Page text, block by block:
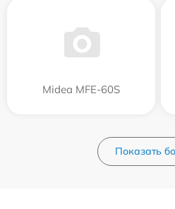
Midea MFE-60S
Показать